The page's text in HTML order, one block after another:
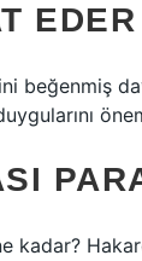
beğenmiş
kadar?